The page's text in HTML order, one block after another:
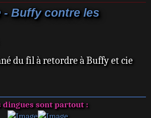
- Buffy contre les
du fil à retordre à Buffy et cie
dingues sont partout :